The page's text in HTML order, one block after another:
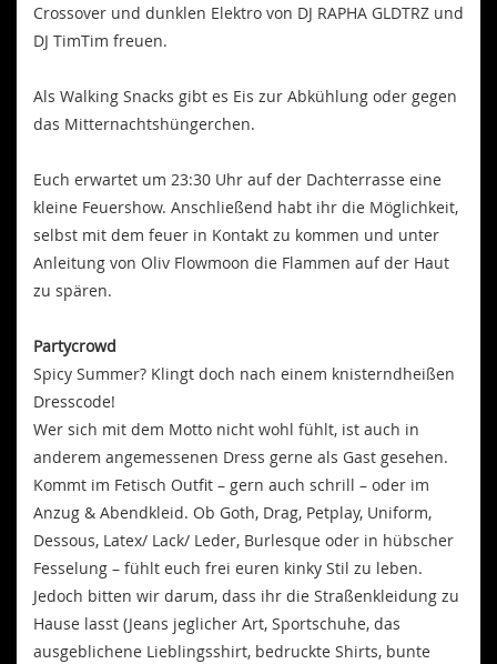
Crossover und dunklen Elektro von DJ RAPHA GLDTRZ und
DJ TimTim freuen.
Als Walking Snacks gibt es Eis zur Abkühlung oder gegen
das Mitternachtshüngerchen.
Euch erwartet um 23:30 Uhr auf der Dachterrasse eine
kleine Feuershow. Anschließend habt ihr die Möglichkeit,
selbst mit dem feuer in Kontakt zu kommen und unter
Anleitung von Oliv Flowmoon die Flammen auf der Haut
zu spären.
Partycrowd
Spicy Summer? Klingt doch nach einem knisterndheißen
Dresscode!
Wer sich mit dem Motto nicht wohl fühlt, ist auch in
anderem angemessenen Dress gerne als Gast gesehen.
Kommt im Fetisch Outfit – gern auch schrill – oder im
Anzug & Abendkleid. Ob Goth, Drag, Petplay, Uniform,
Dessous, Latex/ Lack/ Leder, Burlesque oder in hübscher
Fesselung – fühlt euch frei euren kinky Stil zu leben.
Jedoch bitten wir darum, dass ihr die Straßenkleidung zu
Hause lasst (Jeans jeglicher Art, Sportschuhe, das
ausgeblichene Lieblingsshirt, bedruckte Shirts, bunte